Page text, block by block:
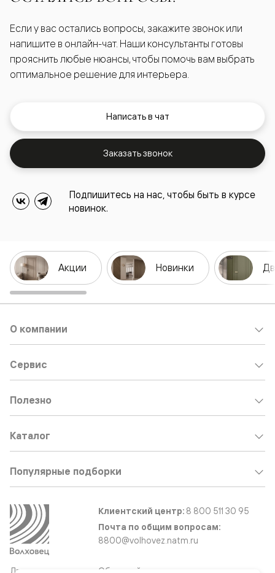
Если у вас остались вопросы, закажите звонок или
напишите в онлайн-чат. Наши консультанты готовы
прояснить любые нюансы, чтобы помочь вам выбрать
оптимальное решение для интерьера.
Написать в чат
Заказать звонок
Подпишитесь на нас, чтобы быть в курсе
новинок.
Акции Новинки
Двери
О компании
Сервис
Полезно
Каталог
Популярные подборки
Клиентский центр: 8 800 511 30 95
Почта по общим вопросам:
8800@volhovez.natm.ru
Обратный звонок